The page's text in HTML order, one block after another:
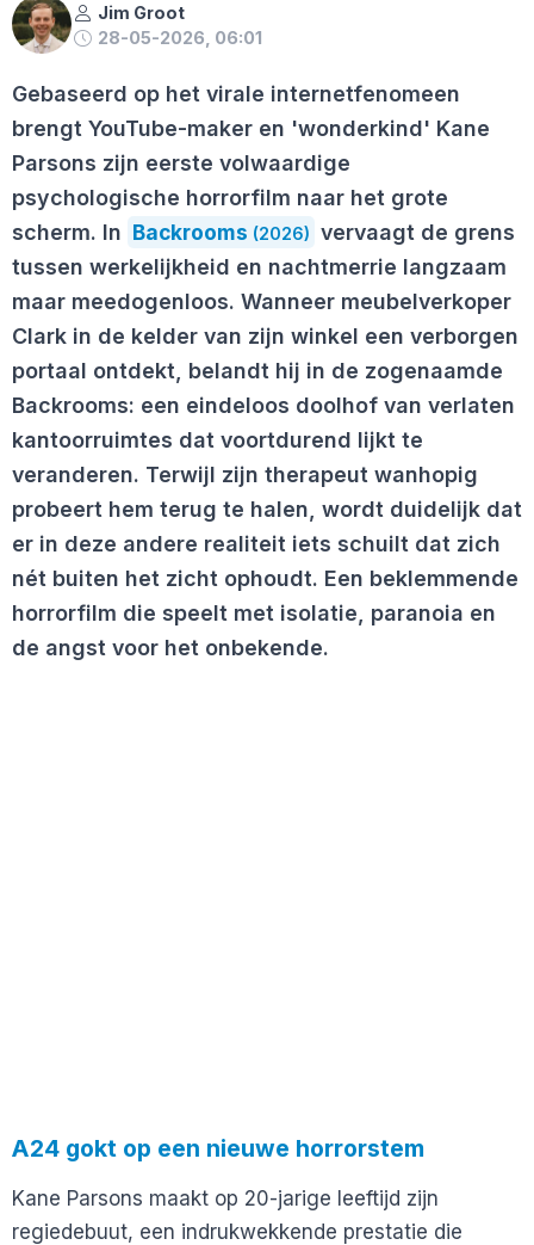
Jim Groot
28-05-2026, 06:01
Gebaseerd op het virale internetfenomeen
brengt YouTube-maker en 'wonderkind' Kane
Parsons zijn eerste volwaardige
psychologische horrorfilm naar het grote
scherm. In Backrooms (2026) vervaagt de grens
tussen werkelijkheid en nachtmerrie langzaam
maar meedogenloos. Wanneer meubelverkoper
Clark in de kelder van zijn winkel een verborgen
portaal ontdekt, belandt hij in de zogenaamde
Backrooms: een eindeloos doolhof van verlaten
kantoorruimtes dat voortdurend lijkt te
veranderen. Terwijl zijn therapeut wanhopig
probeert hem terug te halen, wordt duidelijk dat
er in deze andere realiteit iets schuilt dat zich
nét buiten het zicht ophoudt. Een beklemmende
horrorfilm die speelt met isolatie, paranoia en
de angst voor het onbekende.
A24 gokt op een nieuwe horrorstem
Kane Parsons maakt op 20-jarige leeftijd zijn
regiedebuut, een indrukwekkende prestatie die